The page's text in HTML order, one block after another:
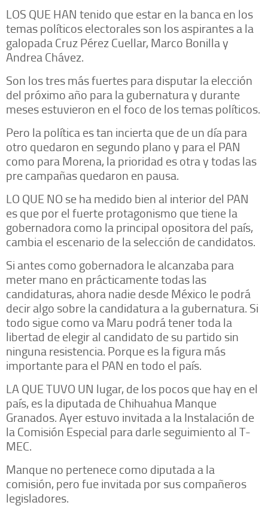
LOS QUE HAN tenido que estar en la banca en los
temas políticos electorales son los aspirantes a la
galopada Cruz Pérez Cuellar, Marco Bonilla y
Andrea Chávez.
Son los tres más fuertes para disputar la elección
del próximo año para la gubernatura y durante
meses estuvieron en el foco de los temas políticos.
Pero la política es tan incierta que de un día para
otro quedaron en segundo plano y para el PAN
como para Morena, la prioridad es otra y todas las
pre campañas quedaron en pausa.
LO QUE NO se ha medido bien al interior del PAN
es que por el fuerte protagonismo que tiene la
gobernadora como la principal opositora del país,
cambia el escenario de la selección de candidatos.
Si antes como gobernadora le alcanzaba para
meter mano en prácticamente todas las
candidaturas, ahora nadie desde México le podrá
decir algo sobre la candidatura a la gubernatura. Si
todo sigue como va Maru podrá tener toda la
libertad de elegir al candidato de su partido sin
ninguna resistencia. Porque es la figura más
importante para el PAN en todo el país.
LA QUE TUVO UN lugar, de los pocos que hay en el
país, es la diputada de Chihuahua Manque
Granados. Ayer estuvo invitada a la Instalación de
la Comisión Especial para darle seguimiento al T-
MEC.
Manque no pertenece como diputada a la
comisión, pero fue invitada por sus compañeros
legisladores.